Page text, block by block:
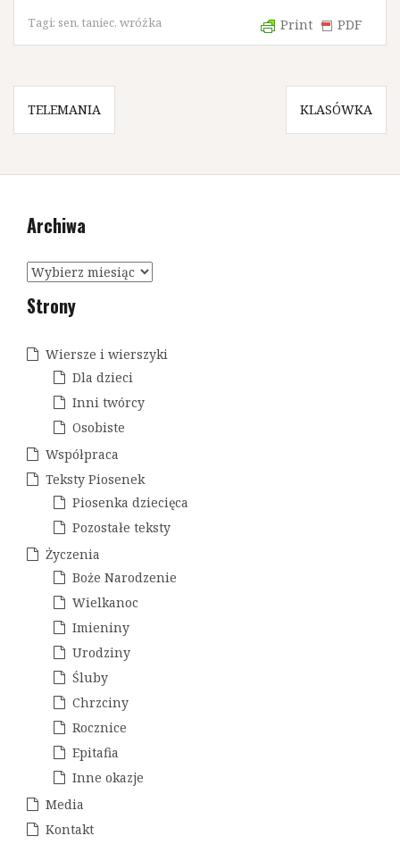
Print PDF
Tagi: sen, taniec, wróżka
N
w
g
TELEMANIA KLASÓWKA
Archiwa
A
c
i
Strony
Wiersze i wierszyki
Dla dzieci
Inni twórcy
Osobiste
Współpraca
Teksty Piosenek
Piosenka dziecięca
Pozostałe teksty
Życzenia
Boże Narodzenie
Wielkanoc
Imieniny
Urodziny
Śluby
Chrzciny
Rocznice
Epitafia
Inne okazje
Media
Kontakt